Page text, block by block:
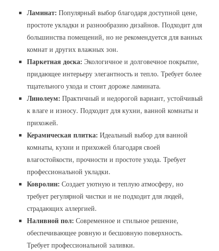
Ламинат: Популярный выбор благодаря доступной цене,
простоте укладки и разнообразию дизайнов. Подходит для
большинства помещений, но не рекомендуется для ванных
комнат и других влажных зон.
Паркетная доска: Экологичное и долговечное покрытие,
придающее интерьеру элегантность и тепло. Требует более
тщательного ухода и стоит дороже ламината.
Линолеум: Практичный и недорогой вариант, устойчивый
к влаге и износу. Подходит для кухни, ванной комнаты и
прихожей.
Керамическая плитка: Идеальный выбор для ванной
комнаты, кухни и прихожей благодаря своей
влагостойкости, прочности и простоте ухода. Требует
профессиональной укладки.
Ковролин: Создает уютную и теплую атмосферу, но
требует регулярной чистки и не подходит для людей,
страдающих аллергией.
Наливной пол: Современное и стильное решение,
обеспечивающее ровную и бесшовную поверхность.
Требует профессиональной заливки.